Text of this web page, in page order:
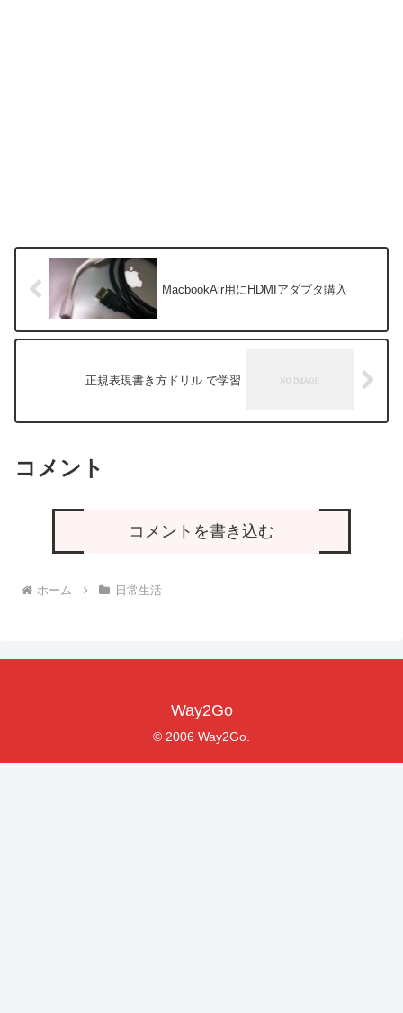
MacbookAir用にHDMIアダプタ購入
正規表現書き方ドリル で学習
コメント
コメントを書き込む
ホーム 日常生活
Way2Go
© 2006 Way2Go.